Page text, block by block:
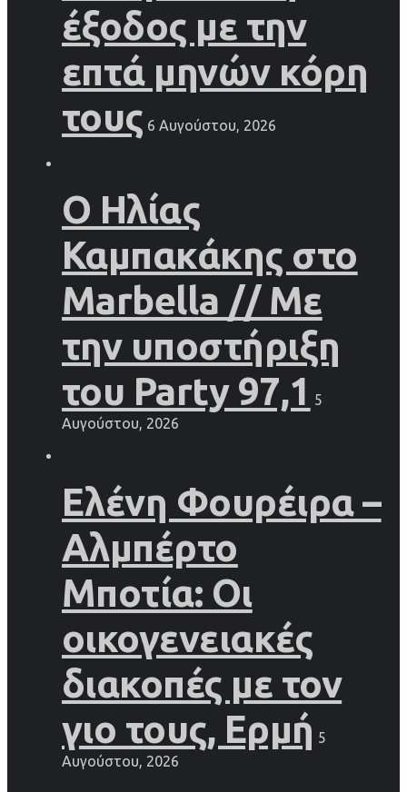
έξοδος με την
επτά μηνών κόρη
τους 6 Αυγούστου, 2026
Ο Ηλίας
Καμπακάκης στο
Marbella // Με
την υποστήριξη
του Party 97,1
5
Αυγούστου, 2026
Ελένη Φουρέιρα –
Αλμπέρτο
Μποτία: Οι
οικογενειακές
διακοπές με τον
γιο τους, Ερμή 5
Αυγούστου, 2026